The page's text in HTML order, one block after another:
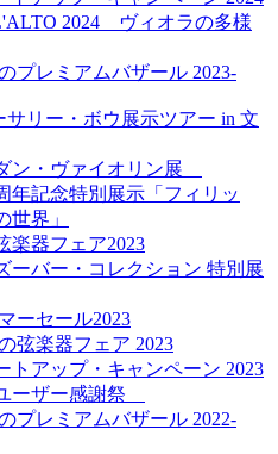
2024 ヴィオラの多様
プレミアムバザール 2023-
サリー・ボウ展示ツアー in 文
ン・ヴァイオリン展
年記念特別展示「フィリッ
世界」
楽器フェア2023
ーバー・コレクション 特別展
ーセール2023
弦楽器フェア 2023
トアップ・キャンペーン 2023
ーザー感謝祭
プレミアムバザール 2022-